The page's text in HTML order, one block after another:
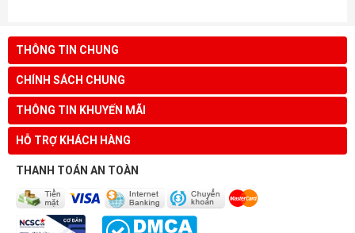
THÔNG TIN CHUNG
CHÍNH SÁCH CHUNG
THÔNG TIN KHUYẾN MÃI
HỖ TRỢ KHÁCH HÀNG
THANH TOÁN AN TOÀN